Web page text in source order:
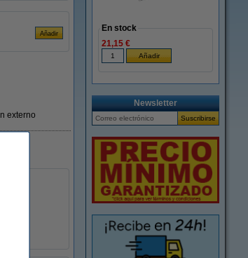
externo
En stock
21,15 €
Newsletter